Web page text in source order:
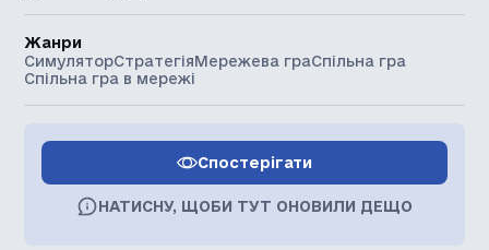
Жанри
СимуляторСтратегіяМережева граСпільна гра
Спільна гра в мережі
Спостерігати
НАТИСНУ, ЩОБИ ТУТ ОНОВИЛИ ДЕЩО